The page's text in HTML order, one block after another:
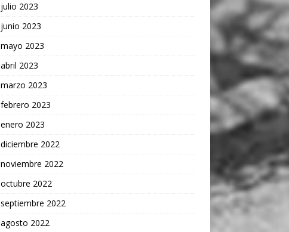
julio 2023
junio 2023
mayo 2023
abril 2023
marzo 2023
febrero 2023
enero 2023
diciembre 2022
noviembre 2022
octubre 2022
septiembre 2022
agosto 2022